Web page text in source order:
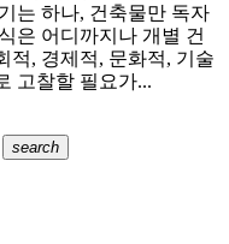
는 하나, 건축물만 독자
은 어디까지나 개별 건
적, 경제적, 문화적, 기술
고찰할 필요가...
search